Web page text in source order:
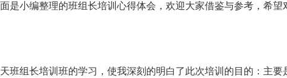
是小编整理的班组长培训心得体会，欢迎大家借鉴与参考，希望
班组长培训班的学习，使我深刻的明白了此次培训的目的：主要